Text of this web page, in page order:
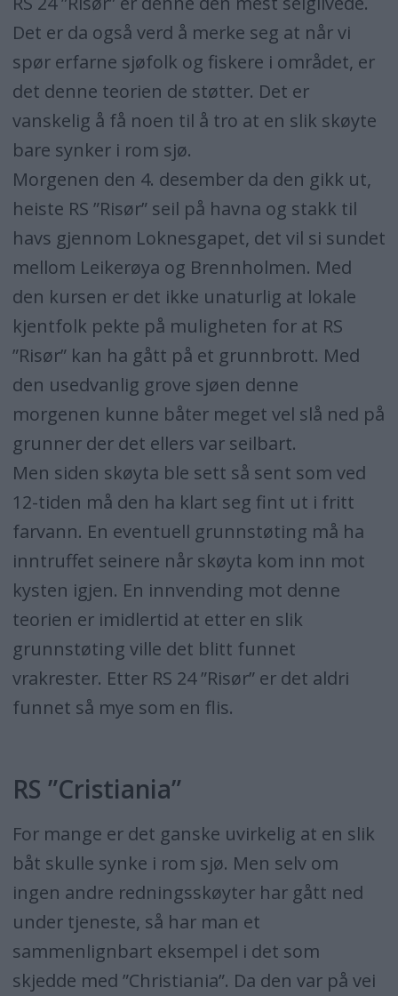
Det er da også verd å merke seg at når vi
spør erfarne sjøfolk og fiskere i området, er
det denne teorien de støtter. Det er
vanskelig å få noen til å tro at en slik skøyte
bare synker i rom sjø.
Morgenen den 4. desember da den gikk ut,
heiste RS ”Risør” seil på havna og stakk til
havs gjennom Loknesgapet, det vil si sundet
mellom Leikerøya og Brennholmen. Med
den kursen er det ikke unaturlig at lokale
kjentfolk pekte på muligheten for at RS
”Risør” kan ha gått på et grunnbrott. Med
den usedvanlig grove sjøen denne
morgenen kunne båter meget vel slå ned på
grunner der det ellers var seilbart.
Men siden skøyta ble sett så sent som ved
12-tiden må den ha klart seg fint ut i fritt
farvann. En eventuell grunnstøting må ha
inntruffet seinere når skøyta kom inn mot
kysten igjen. En innvending mot denne
teorien er imidlertid at etter en slik
grunnstøting ville det blitt funnet
vrakrester. Etter RS 24 ”Risør” er det aldri
funnet så mye som en flis.
RS ”Cristiania”
For mange er det ganske uvirkelig at en slik
båt skulle synke i rom sjø. Men selv om
ingen andre redningsskøyter har gått ned
under tjeneste, så har man et
sammenlignbart eksempel i det som
skjedde med ”Christiania”. Da den var på vei